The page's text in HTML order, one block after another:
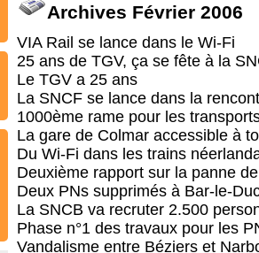
Archives Février 2006
VIA Rail se lance dans le Wi-Fi
25 ans de TGV, ça se fête à la
Le TGV a 25 ans
La SNCF se lance dans la
1000ème rame pour les
La gare de Colmar accessible à
Du Wi-Fi dans les trains
Deuxième rapport sur la panne
Deux PNs supprimés à Bar-le-
La SNCB va recruter 2.500
Phase n°1 des travaux pour les
Vandalisme entre Béziers et